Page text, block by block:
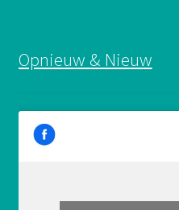
Opnieuw & Nieuw